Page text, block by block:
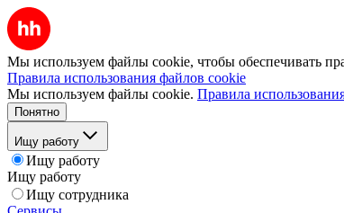
Мы используем файлы cookie, чтобы обеспечивать
Правила использования файлов cookie
Мы используем файлы cookie. Правила
Понятно
Ищу работу
Ищу работу
Ищу работу
Ищу сотрудника